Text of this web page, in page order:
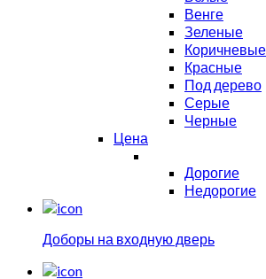
Венге
Зеленые
Коричневые
Красные
Под дерево
Серые
Черные
Цена
Дорогие
Недорогие
Доборы на входную дверь